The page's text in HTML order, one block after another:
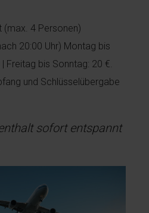
(max. 4 Personen)
20:00 Uhr) Montag bis
Freitag bis Sonntag: 20 €.
und Schlüsselübergabe
sofort entspannt